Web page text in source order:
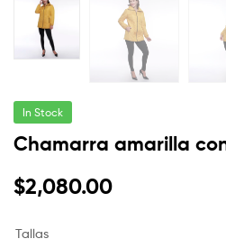
In Stock
Chamarra amarilla
$2,080.00
Tallas